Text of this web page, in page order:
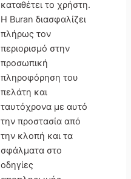
καταθέτει το χρήστη.
Η Buran διασφαλίζει
πλήρως τον
περιορισμό στην
προσωπική
πληροφόρηση του
πελάτη και
ταυτόχρονα με αυτό
την προστασία από
την κλοπή και τα
σφάλματα στο
οδηγίες